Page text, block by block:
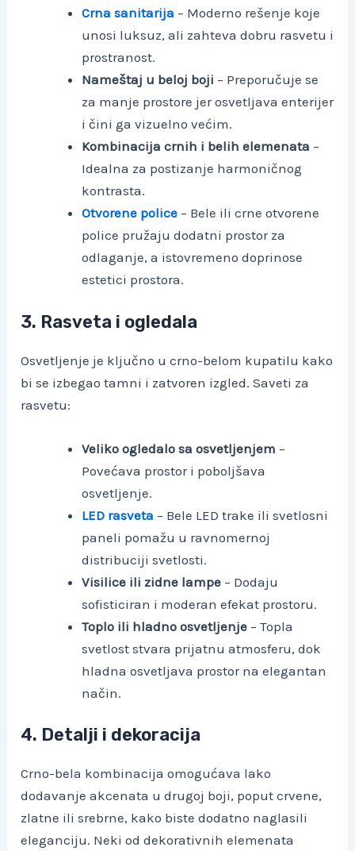
Crna sanitarija – Moderno rešenje koje
unosi luksuz, ali zahteva dobru rasvetu i
prostranost.
Nameštaj u beloj boji – Preporučuje se
za manje prostore jer osvetljava enterijer
i čini ga vizuelno većim.
Kombinacija crnih i belih elemenata –
Idealna za postizanje harmoničnog
kontrasta.
Otvorene police – Bele ili crne otvorene
police pružaju dodatni prostor za
odlaganje, a istovremeno doprinose
estetici prostora.
3. Rasveta i ogledala
Osvetljenje je ključno u crno-belom kupatilu kako
bi se izbegao tamni i zatvoren izgled. Saveti za
rasvetu:
Veliko ogledalo sa osvetljenjem –
Povećava prostor i poboljšava
osvetljenje.
LED rasveta – Bele LED trake ili svetlosni
paneli pomažu u ravnomernoj
distribuciji svetlosti.
Visilice ili zidne lampe– Dodaju
sofisticiran i moderan efekat prostoru.
Toplo ili hladno osvetljenje– Topla
svetlost stvara prijatnu atmosferu, dok
hladna osvetljava prostor na elegantan
način.
4. Detalji i dekoracija
Crno-bela kombinacija omogućava lako
dodavanje akcenata u drugoj boji, poput crvene,
zlatne ili srebrne, kako biste dodatno naglasili
eleganciju. Neki od dekorativnih elemenata